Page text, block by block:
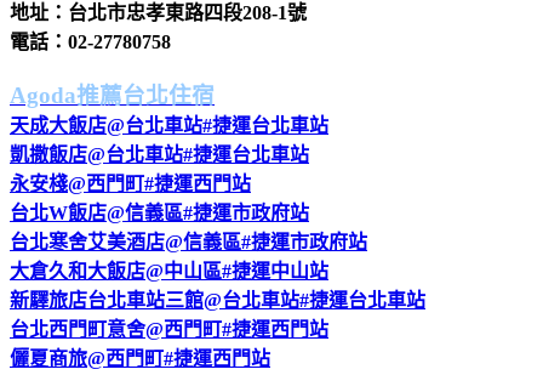
地址：台北市忠孝東路四段208-1號
電話：02-27780758
Agoda推薦台北住宿
天成大飯店@台北車站#捷運台北車站
凱撒飯店@台北車站#捷運台北車站
永安棧@西門町#捷運西門站
台北W飯店@信義區#捷運市政府站
台北寒舍艾美酒店@信義區#捷運市政府站
大倉久和大飯店@中山區#捷運中山站
新驛旅店台北車站三館@台北車站#捷運台北車站
台北西門町意舍@西門町#捷運西門站
儷夏商旅@西門町#捷運西門站